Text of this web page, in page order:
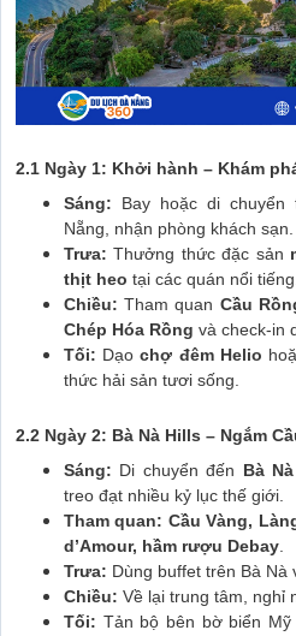
2.1 Ngày 1: Khởi hành – Khám
Sáng: Bay hoặc di chuyển
Nẵng, nhận phòng khách sạn.
Trưa: Thưởng thức đặc sản
thịt heo tại các quán nổi tiếng.
Chiều: Tham quan Cầu
Chép Hóa Rồng và check-in
Tối: Dạochợ đêm Helio
thức hải sản tươi sống.
2.2 Ngày 2: Bà Nà Hills – Ngắm
Sáng: Di chuyển đến Bà
treo đạt nhiều kỷ lục thế giới.
Tham quan: Cầu Vàng,
d’Amour, hầm rượu Debay
Trưa: Dùng buffet trên Bà Nà
Chiều: Về lại trung tâm, nghỉ
Tối: Tản bộ bên bờ biển Mỹ